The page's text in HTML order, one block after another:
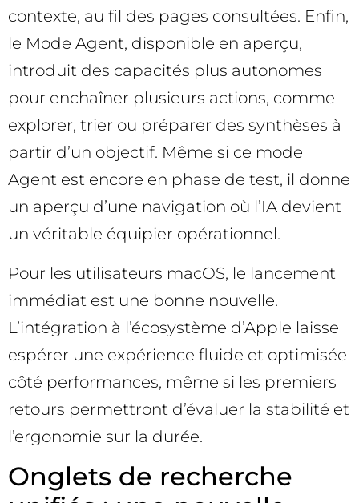
contexte, au fil des pages consultées. Enfin,
le Mode Agent, disponible en aperçu,
introduit des capacités plus autonomes
pour enchaîner plusieurs actions, comme
explorer, trier ou préparer des synthèses à
partir d’un objectif. Même si ce mode
Agent est encore en phase de test, il donne
un aperçu d’une navigation où l’IA devient
un véritable équipier opérationnel.
Pour les utilisateurs macOS, le lancement
immédiat est une bonne nouvelle.
L’intégration à l’écosystème d’Apple laisse
espérer une expérience fluide et optimisée
côté performances, même si les premiers
retours permettront d’évaluer la stabilité et
l’ergonomie sur la durée.
Onglets de recherche